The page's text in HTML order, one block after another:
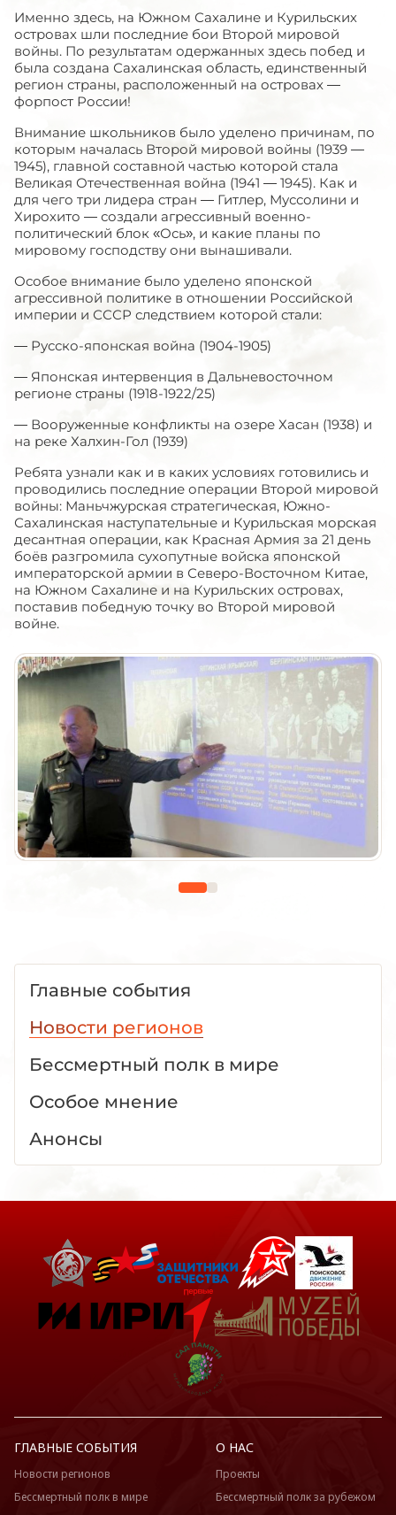
Именно здесь, на Южном Сахалине и Курильских
островах шли последние бои Второй мировой
войны. По результатам одержанных здесь побед и
была создана Сахалинская область, единственный
регион страны, расположенный на островах —
форпост России!
Внимание школьников было уделено причинам, по
которым началась Второй мировой войны (1939 —
1945), главной составной частью которой стала
Великая Отечественная война (1941 — 1945). Как и
для чего три лидера стран — Гитлер, Муссолини и
Хирохито — создали агрессивный военно-
политический блок «Ось», и какие планы по
мировому господству они вынашивали.
Особое внимание было уделено японской
агрессивной политике в отношении Российской
империи и СССР следствием которой стали:
— Русско-японская война (1904-1905)
— Японская интервенция в Дальневосточном
регионе страны (1918-1922/25)
— Вооруженные конфликты на озере Хасан (1938) и
на реке Халхин-Гол (1939)
Ребята узнали как и в каких условиях готовились и
проводились последние операции Второй мировой
войны: Маньчжурская стратегическая, Южно-
Сахалинская наступательные и Курильская морская
десантная операции, как Красная Армия за 21 день
боёв разгромила сухопутные войска японской
императорской армии в Северо-Восточном Китае,
на Южном Сахалине и на Курильских островах,
поставив победную точку во Второй мировой
войне.
Главные события
Новости регионов
Бессмертный полк в мире
Особое мнение
Анонсы
ГЛАВНЫЕ СОБЫТИЯ
Новости регионов
Бессмертный полк в мире
О НАС
Проекты
Бессмертный полк за рубежом